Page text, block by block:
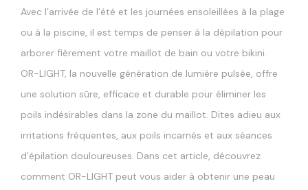
Avec l’arrivée de l’été et les journées ensoleillées à la plage
ou à la piscine, il est temps de penser à la dépilation pour
arborer fièrement votre maillot de bain ou votre bikini.
OR-LIGHT, la nouvelle génération de lumière pulsée, offre
une solution sûre, efficace et durable pour éliminer les
poils indésirables dans la zone du maillot. Dites adieu aux
irritations fréquentes, aux poils incarnés et aux séances
d’épilation douloureuses. Dans cet article, découvrez
comment OR-LIGHT peut vous aider à obtenir une peau